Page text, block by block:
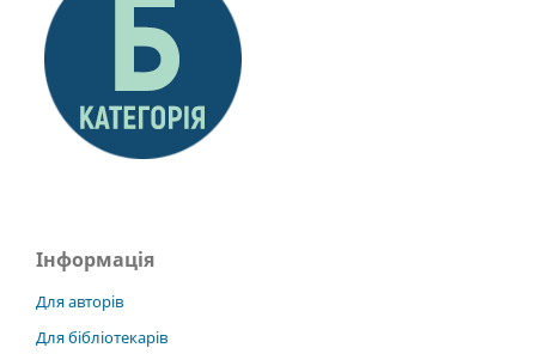
Інформація
Для авторів
Для бібліотекарів